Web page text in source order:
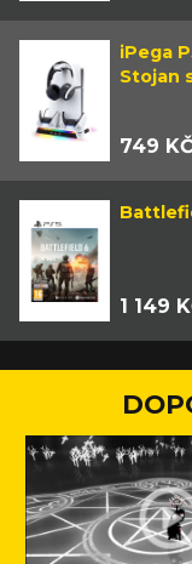
iPega
Stojan
749 KČ
1 149